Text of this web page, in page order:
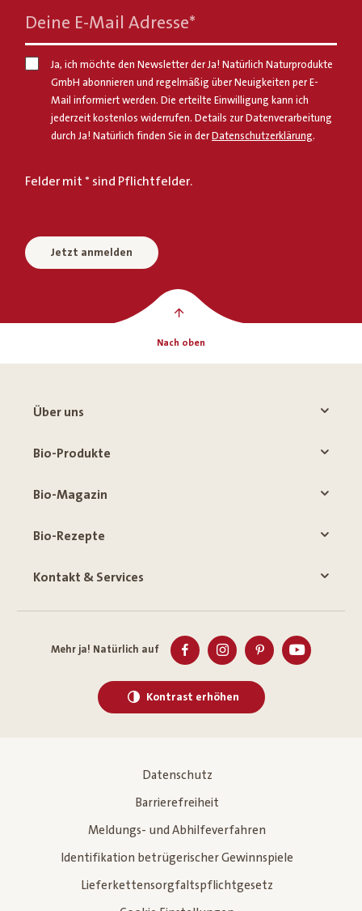
Deine E-Mail Adresse*
Ja, ich möchte den Newsletter der Ja! Natürlich Naturprodukte
GmbH abonnieren und regelmäßig über Neuigkeiten per E-
Mail informiert werden. Die erteilte Einwilligung kann ich
jederzeit kostenlos widerrufen. Details zur Datenverarbeitung
durch Ja! Natürlich finden Sie in derDatenschutzerklärung.
Felder mit * sind Pflichtfelder.
Jetzt anmelden
Nach oben
Über uns
Bio-Produkte
Bio-Magazin
Bio-Rezepte
Kontakt & Services
Mehr ja! Natürlich auf
Kontrast erhöhen
Datenschutz
Barrierefreiheit
Meldungs- und Abhilfeverfahren
Identifikation betrügerischer Gewinnspiele
Lieferkettensorgfaltspflichtgesetz